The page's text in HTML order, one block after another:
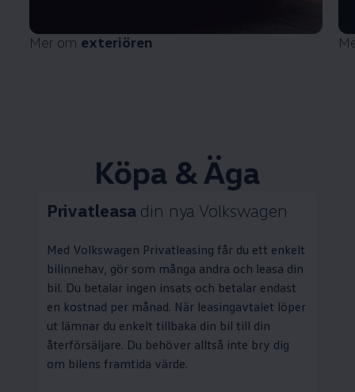
Mer om exteriören
Köpa & Äga
Privatleasa din nya Volkswagen
Med Volkswagen Privatleasing får du ett enkelt
bilinnehav, gör som många andra och leasa din
bil. Du betalar ingen insats och betalar endast
en kostnad per månad. När leasingavtalet löper
ut lämnar du enkelt tillbaka din bil till din
återförsäljare. Du behöver alltså inte bry dig
om bilens framtida värde.